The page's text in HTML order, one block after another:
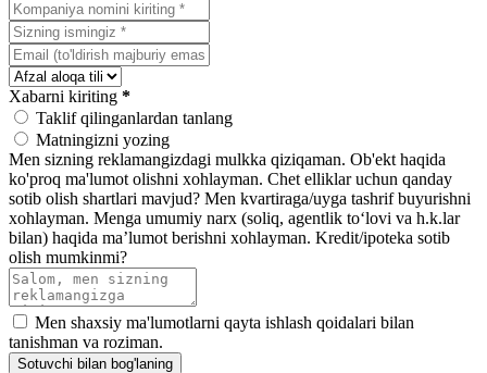
Xabarni kiriting *
Taklif qilinganlardan tanlang
Matningizni yozing
Men sizning reklamangizdagi mulkka qiziqaman. Ob'ekt haqida
ko'proq ma'lumot olishni xohlayman. Chet elliklar uchun qanday
sotib olish shartlari mavjud? Men kvartiraga/uyga tashrif buyurishni
xohlayman. Menga umumiy narx (soliq, agentlik toʻlovi va h.k.lar
bilan) haqida maʼlumot berishni xohlayman. Kredit/ipoteka sotib
olish mumkinmi?
Men shaxsiy ma'lumotlarni qayta ishlash qoidalari bilan
tanishman va roziman.
Sotuvchi bilan bog'laning